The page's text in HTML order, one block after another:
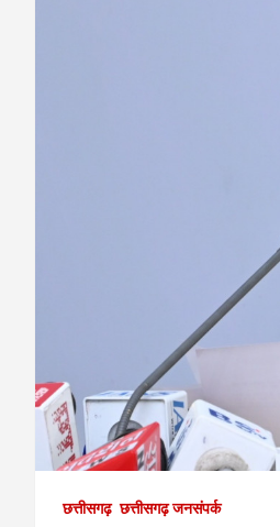
छत्तीसगढ़ छत्तीसगढ़ जनसंपर्क